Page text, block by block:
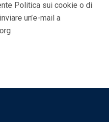
Politica sui cookie o di
un’e-mail a